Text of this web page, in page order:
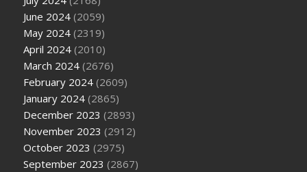
June 2024 (2059)
May 2024 (2319)
April 2024 (2010)
March 2024 (2676)
February 2024 (2609)
January 2024 (2865)
December 2023 (2893)
November 2023 (2912)
October 2023 (2975)
September 2023 (2867)